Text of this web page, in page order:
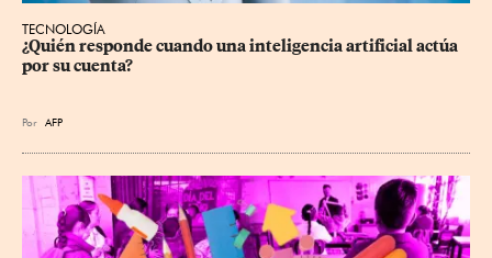
TECNOLOGÍA
¿Quién responde cuando una inteligencia artificial actúa
por su cuenta?
Por AFP